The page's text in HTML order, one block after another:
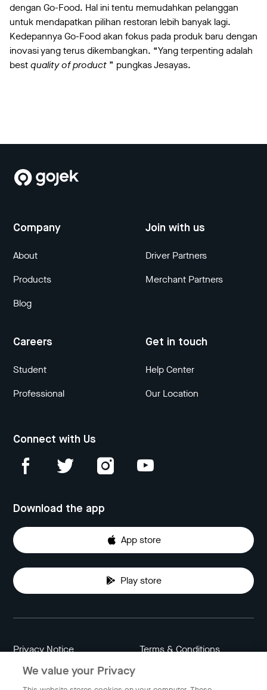
dengan Go-Food. Hal ini tentu memudahkan pelanggan
untuk mendapatkan pilihan restoran lebih banyak lagi.
Kedepannya Go-Food akan fokus pada produk baru dengan
inovasi yang terus dikembangkan. “Yang terpenting adalah
bestquality of product ” pungkas Jesayas.
Company
About
Products
Blog
Join with us
Driver Partners
Merchant Partners
Careers
Student
Professional
Get in touch
Help Center
Our Location
Connect with Us
Download the app
App store
Play store
Privacy Notice Terms & Conditions
Data Attribution
We value your Privacy